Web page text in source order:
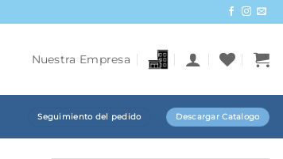
Nuestra Empresa
Seguimiento del pedido Descargar Catalogo